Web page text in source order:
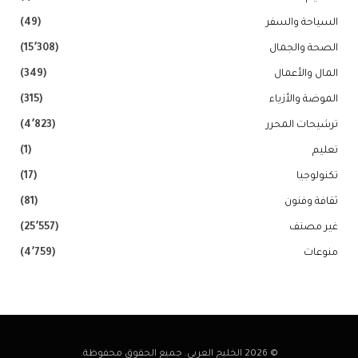
السياحة والسفر (49)
الصحة والجمال (15٬308)
المال والأعمال (349)
الموضة والأزياء (315)
ترشيحات المحرر (4٬823)
تعليم (1)
تكنولوجيا (17)
ثقافة وفنون (81)
غير مصنف (25٬557)
منوعات (4٬759)
© 2026 الخليج العربي. جميع الحقوق محفوظة.